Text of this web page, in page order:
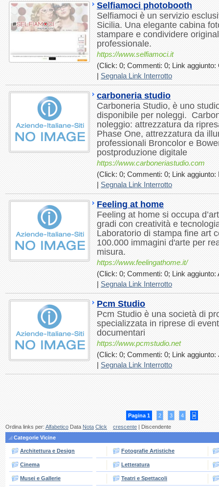
Selfiamoci photobooth
Selfiamoci è un servizio
Sicilia. Una elegante cabina
stampare e condividere
professionale.
https://www.selfiamoci.it
(Click: 0; Commenti: 0; Link aggiunto:
|Segnala Link Interrotto
carboneria studio
Carboneria Studio, è uno
disponibile per noleggi.
noleggio: attrezzatura da
Phase One, attrezzatura da
professionali Broncolor e
postproduzione digitale
https://www.carboneriastudio.com
(Click: 0; Commenti: 0; Link aggiunto:
|Segnala Link Interrotto
Feeling at home
Feeling at home si occupa
gradi con creatività e
Laboratorio di stampa fine art
100.000 immagini d'arte per
misura.
https://www.feelingathome.it/
(Click: 0; Commenti: 0; Link aggiunto:
|Segnala Link Interrotto
Pcm Studio
Pcm Studio è una società di
specializzata in riprese di
documentari
https://www.pcmstudio.net
(Click: 0; Commenti: 0; Link aggiunto:
|Segnala Link Interrotto
Pagina 1 2 3 4
»
Ordina links per:AlfabeticoDataNota Click crescente| Discendente
Categorie Vicine
Architettura e Design Fotografie Artistiche
Cinema Letteratura
Musei e Gallerie Teatri e Spettacoli